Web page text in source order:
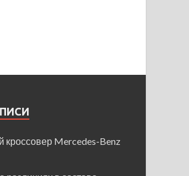
кроссовер Mercedes-Benz